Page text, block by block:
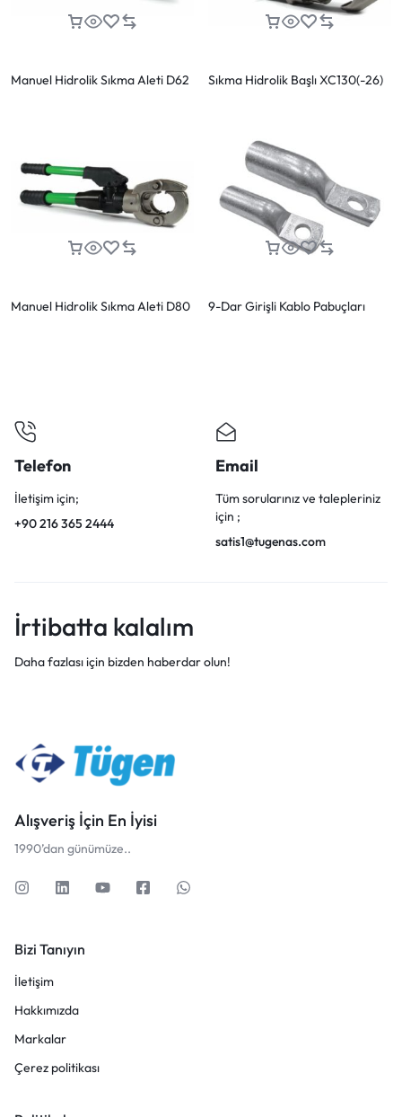
Manuel Hidrolik Sıkma Aleti D62 Sıkma Hidrolik Başlı XC130(-26)
Manuel Hidrolik Sıkma Aleti D80 9-Dar Girişli Kablo Pabuçları
Telefon
İletişim için;
+90 216 365 2444
Email
Tüm sorularınız ve talepleriniz
için ;
satis1@tugenas.com
İrtibatta kalalım
Daha fazlası için bizden haberdar olun!
Alışveriş İçin En İyisi
1990’dan günümüze..
Bizi Tanıyın
İletişim
Hakkımızda
Markalar
Çerez politikası